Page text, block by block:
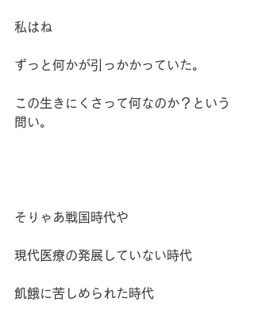
私はね
ずっと何かが引っかかっていた。
この生きにくさって何なのか？という
問い。
そりゃあ戦国時代や
現代医療の発展していない時代
飢餓に苦しめられた時代